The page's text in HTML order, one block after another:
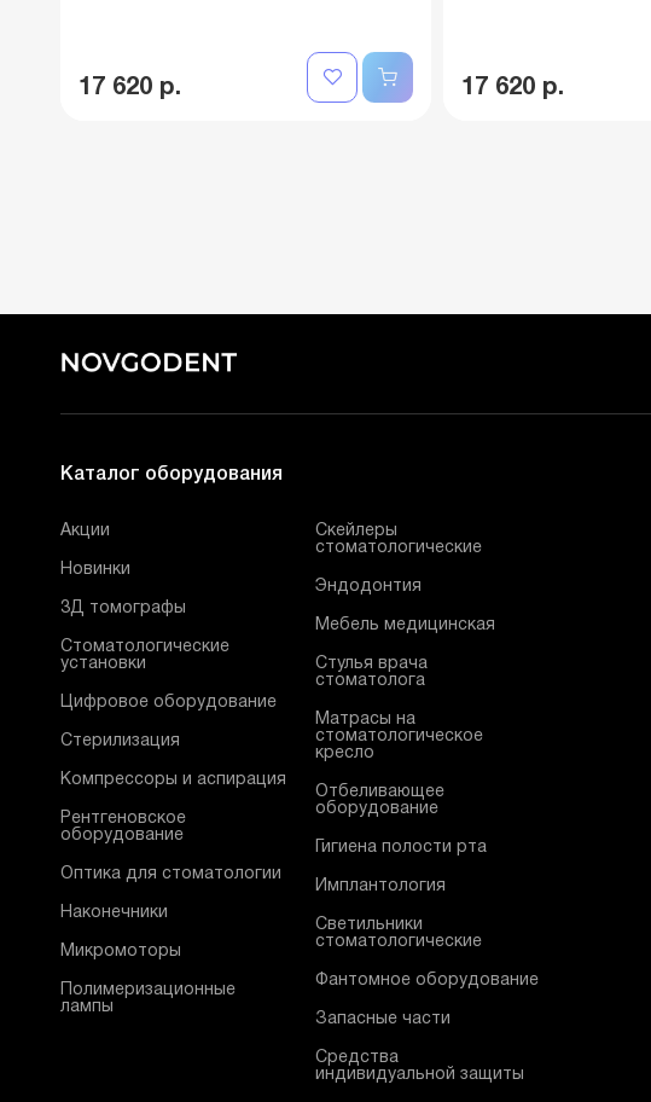
17 620 р. 17 620 р.
Каталог оборудования
Акции
Новинки
3Д томографы
Стоматологические
установки
Цифровое оборудование
Стерилизация
Компрессоры и аспирация
Рентгеновское
оборудование
Оптика для стоматологии
Наконечники
Микромоторы
Полимеризационные
лампы
Скейлеры
стоматологические
Эндодонтия
Мебель медицинская
Стулья врача
стоматолога
Матрасы на
стоматологическое
кресло
Отбеливающее
оборудование
Гигиена полости рта
Имплантология
Светильники
стоматологические
Фантомное оборудование
Запасные части
Средства
индивидуальной защиты